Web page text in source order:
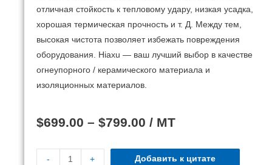
отличная стойкость к тепловому удару, низкая усадка,
хорошая термическая прочность и т. Д. Между тем,
высокая чистота позволяет избежать повреждения
оборудования. Hiaxu — ваш лучший выбор в качестве
огнеупорного / керамического материала и
изоляционных материалов.
$699.00 – $799.00 / MT
- + Добавить к цитате